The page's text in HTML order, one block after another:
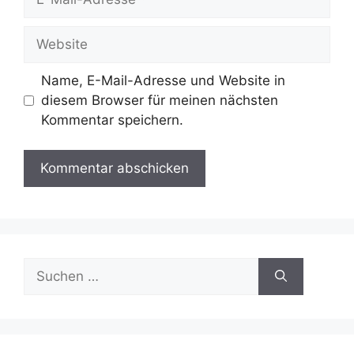
Mail-
Name, E-Mail-Adresse und Website in
diesem Browser für meinen nächsten
Kommentar speichern.
Suche
nach: